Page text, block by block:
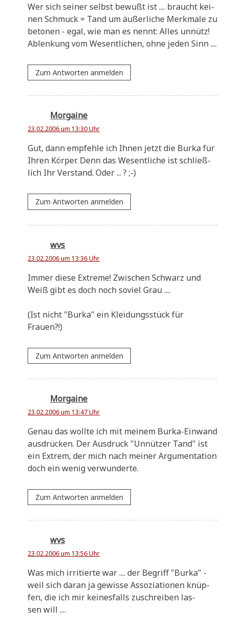
Wer sich sei­ner selbst bewußt ist .... braucht kei­
nen Schmuck = Tand um äußer­li­che Merk­ma­le zu
beto­nen - egal, wie man es nennt: Alles unnütz!
Ablen­kung vom Wesent­li­chen, ohne jeden Sinn ....
Zum Antworten anmelden
Morgaine
23.02.2006 um 13:30 Uhr
Gut, dann emp­feh­le ich Ihnen jetzt die Bur­ka für
Ihren Kör­per. Denn das Wesent­li­che ist schließ­
lich Ihr Ver­stand. Oder ... ? ;-)
Zum Antworten anmelden
wvs
23.02.2006 um 13:36 Uhr
Immer die­se Extre­me! Zwi­schen Schwarz und
Weiß gibt es doch noch soviel Grau ....
(Ist nicht "Bur­ka" ein Klei­dungs­stück für
Frauen?!)
Zum Antworten anmelden
Morgaine
23.02.2006 um 13:47 Uhr
Genau das woll­te ich mit mei­nem Bur­ka-Ein­wand
aus­drücken. Der Aus­druck "Unnüt­zer Tand" ist
ein Extrem, der mich nach mei­ner Argu­men­ta­ti­on
doch ein wenig verwunderte.
Zum Antworten anmelden
wvs
23.02.2006 um 13:56 Uhr
Was mich irri­tier­te war .... der Begriff "Bur­ka" -
weil sich dar­an ja gewis­se Asso­zia­tio­nen knüp­
fen, die ich mir kei­nes­falls zuschrei­ben las­
sen will ....